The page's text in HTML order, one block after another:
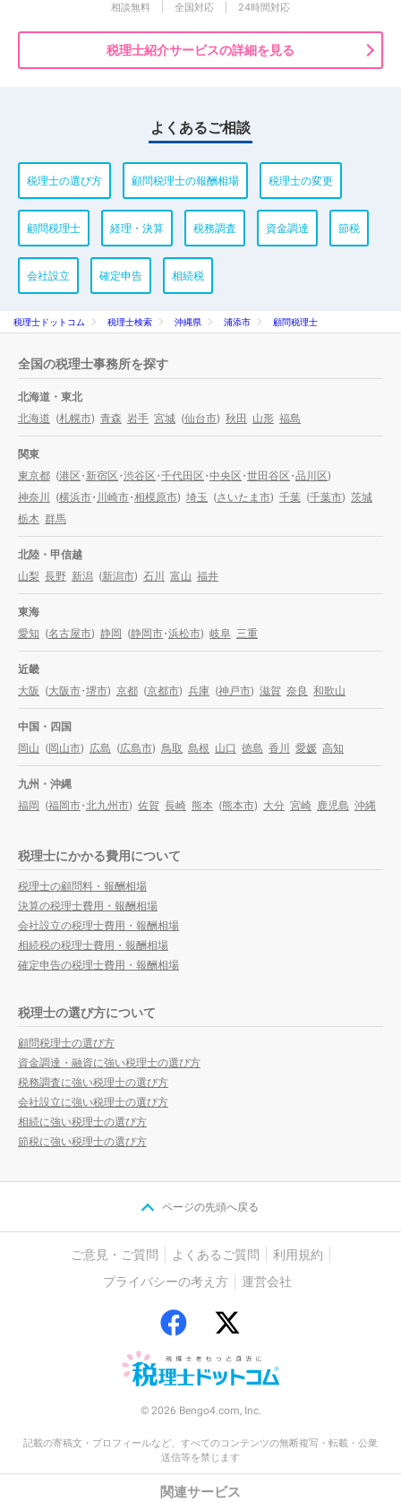
相談無料 全国対応 24時間対応
税理士紹介サービスの詳細を見る
よくあるご相談
税理士の選び方 顧問税理士の報酬相場 税理士の変更
顧問税理士 経理・決算 税務調査 資金調達 節税
会社設立 確定申告 相続税
税理士ドットコム 税理士検索 沖縄県 浦添市 顧問税理士
全国の税理士事務所を探す
北海道・東北
北海道 (札幌市) 青森 岩手 宮城 (仙台市) 秋田 山形 福島
関東
東京都 (港区・新宿区・渋谷区・千代田区・中央区・世田谷区・品川区)
神奈川
(横浜市・川崎市・相模原市) 埼玉 (さいたま市) 千葉 (千葉市) 茨城
栃木 群馬
北陸・甲信越
山梨 長野 新潟 (新潟市) 石川 富山 福井
東海
愛知 (名古屋市) 静岡 (静岡市・浜松市) 岐阜 三重
近畿
大阪 (大阪市・堺市) 京都 (京都市) 兵庫 (神戸市) 滋賀 奈良 和歌山
中国・四国
岡山 (岡山市) 広島 (広島市) 鳥取 島根 山口 徳島 香川 愛媛 高知
九州・沖縄
福岡 (福岡市・北九州市) 佐賀 長崎 熊本 (熊本市) 大分 宮崎 鹿児島 沖縄
税理士にかかる費用について
税理士の顧問料・報酬相場
決算の税理士費用・報酬相場
会社設立の税理士費用・報酬相場
相続税の税理士費用・報酬相場
確定申告の税理士費用・報酬相場
税理士の選び方について
顧問税理士の選び方
資金調達・融資に強い税理士の選び方
税務調査に強い税理士の選び方
会社設立に強い税理士の選び方
相続に強い税理士の選び方
節税に強い税理士の選び方
ページの先頭へ戻る
ご意見・ご質問 よくあるご質問
利用規約
プライバシーの考え方
運営会社
© 2026 Bengo4.com, Inc.
記載の寄稿文・プロフィールなど、すべてのコンテンツの無断複写・転載・公衆
送信等を禁じます
関連サービス